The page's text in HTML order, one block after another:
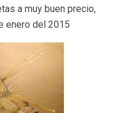
a muy buen precio,
enero del 2015